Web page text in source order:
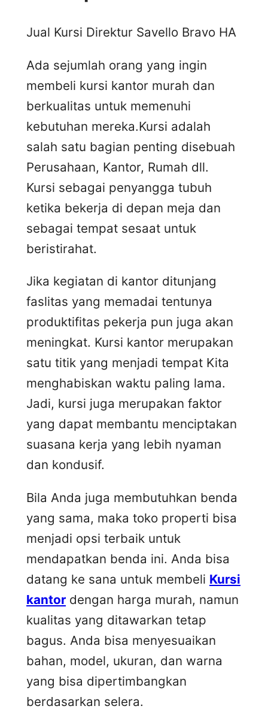
Jual Kursi Direktur Savello Bravo HA
Ada sejumlah orang yang ingin
membeli kursi kantor murah dan
berkualitas untuk memenuhi
kebutuhan mereka.Kursi adalah
salah satu bagian penting disebuah
Perusahaan, Kantor, Rumah dll.
Kursi sebagai penyangga tubuh
ketika bekerja di depan meja dan
sebagai tempat sesaat untuk
beristirahat.
Jika kegiatan di kantor ditunjang
faslitas yang memadai tentunya
produktifitas pekerja pun juga akan
meningkat. Kursi kantor merupakan
satu titik yang menjadi tempat Kita
menghabiskan waktu paling lama.
Jadi, kursi juga merupakan faktor
yang dapat membantu menciptakan
suasana kerja yang lebih nyaman
dan kondusif.
Bila Anda juga membutuhkan benda
yang sama, maka toko properti bisa
menjadi opsi terbaik untuk
mendapatkan benda ini. Anda bisa
datang ke sana untuk membeli Kursi
kantor dengan harga murah, namun
kualitas yang ditawarkan tetap
bagus. Anda bisa menyesuaikan
bahan, model, ukuran, dan warna
yang bisa dipertimbangkan
berdasarkan selera.